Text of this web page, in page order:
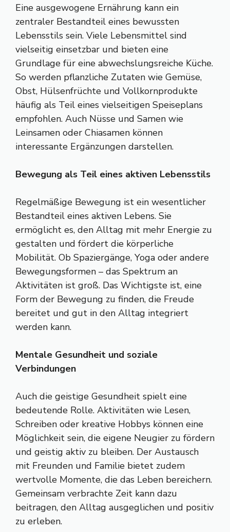
Eine ausgewogene Ernährung kann ein
zentraler Bestandteil eines bewussten
Lebensstils sein. Viele Lebensmittel sind
vielseitig einsetzbar und bieten eine
Grundlage für eine abwechslungsreiche Küche.
So werden pflanzliche Zutaten wie Gemüse,
Obst, Hülsenfrüchte und Vollkornprodukte
häufig als Teil eines vielseitigen Speiseplans
empfohlen. Auch Nüsse und Samen wie
Leinsamen oder Chiasamen können
interessante Ergänzungen darstellen.
Bewegung als Teil eines aktiven Lebensstils
Regelmäßige Bewegung ist ein wesentlicher
Bestandteil eines aktiven Lebens. Sie
ermöglicht es, den Alltag mit mehr Energie zu
gestalten und fördert die körperliche
Mobilität. Ob Spaziergänge, Yoga oder andere
Bewegungsformen – das Spektrum an
Aktivitäten ist groß. Das Wichtigste ist, eine
Form der Bewegung zu finden, die Freude
bereitet und gut in den Alltag integriert
werden kann.
Mentale Gesundheit und soziale
Verbindungen
Auch die geistige Gesundheit spielt eine
bedeutende Rolle. Aktivitäten wie Lesen,
Schreiben oder kreative Hobbys können eine
Möglichkeit sein, die eigene Neugier zu fördern
und geistig aktiv zu bleiben. Der Austausch
mit Freunden und Familie bietet zudem
wertvolle Momente, die das Leben bereichern.
Gemeinsam verbrachte Zeit kann dazu
beitragen, den Alltag ausgeglichen und positiv
zu erleben.